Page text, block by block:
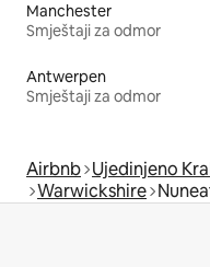
Manchester
Smještaji za odmor
Antwerpen
Smještaji za odmor
Airbnb Ujedinjeno
Warwickshire